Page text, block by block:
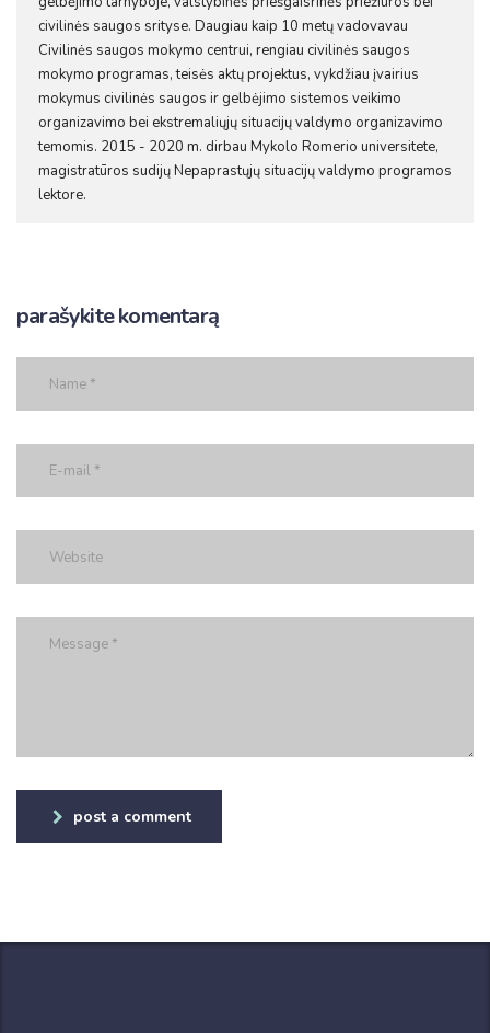
civilinės saugos srityse. Daugiau kaip 10 metų vadovavau
Civilinės saugos mokymo centrui, rengiau civilinės saugos
mokymo programas, teisės aktų projektus, vykdžiau įvairius
mokymus civilinės saugos ir gelbėjimo sistemos veikimo
organizavimo bei ekstremaliųjų situacijų valdymo organizavimo
temomis. 2015 - 2020 m. dirbau Mykolo Romerio universitete,
magistratūros sudijų Nepaprastųjų situacijų valdymo programos
lektore.
parašykite komentarą
post a comment